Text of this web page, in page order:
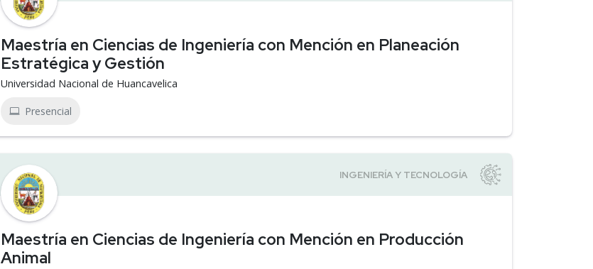
Maestría en Ciencias de Ingeniería con Mención en Planeación
Estratégica y Gestión
Universidad Nacional de Huancavelica
Presencial
Maestría en Ciencias de Ingeniería con Mención en Producción
Animal